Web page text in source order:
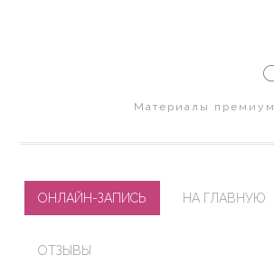
Материалы
ОНЛАЙН-ЗАПИСЬ НА ГЛАВНУЮ
ОТЗЫВЫ